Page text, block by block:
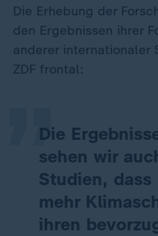
Die Erhebung der
den Ergebnissen ihrer
anderer internationaler
ZDF frontal:
Die
sehen wir
Studien,
mehr
ihren
„